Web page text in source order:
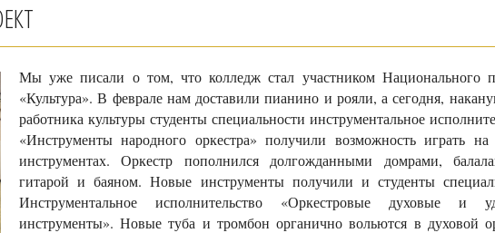
Мы уже писали о том, что колледж стал участником Национального
«Культура». В феврале нам доставили пианино и рояли, а сегодня,
работника культуры студенты специальности инструментальное
«Инструменты народного оркестра» получили возможность играть
инструментах. Оркестр пополнился долгожданными домрами,
гитарой и баяном. Новые инструменты получили и студенты
Инструментальное исполнительство «Оркестровые духовые и
инструменты». Новые туба и тромбон органично вольются в духовой